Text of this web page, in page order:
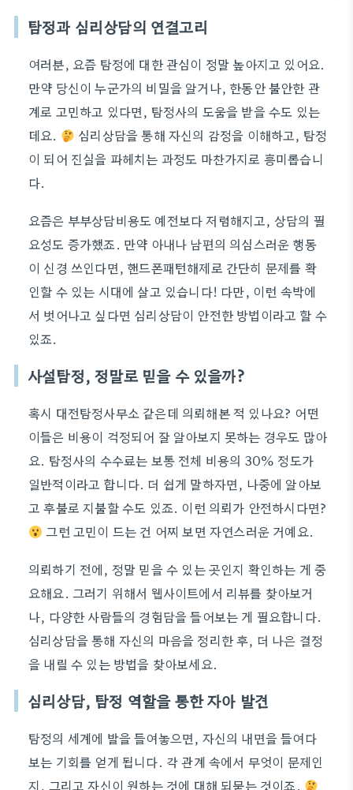
탐정과 심리상담의 연결고리
여러분, 요즘 탐정에 대한 관심이 정말 높아지고 있어요.
만약 당신이 누군가의 비밀을 알거나, 한동안 불안한 관
계로 고민하고 있다면, 탐정사의 도움을 받을 수도 있는
데요.
심리상담을 통해 자신의 감정을 이해하고, 탐정
이 되어 진실을 파헤치는 과정도 마찬가지로 흥미롭습니
다.
요즘은 부부상담비용도 예전보다 저렴해지고, 상담의 필
요성도 증가했죠. 만약 아내나 남편의 의심스러운 행동
이 신경 쓰인다면, 핸드폰패턴해제로 간단히 문제를 확
인할 수 있는 시대에 살고 있습니다! 다만, 이런 속박에
서 벗어나고 싶다면 심리상담이 안전한 방법이라고 할 수
있죠.
사설탐정, 정말로 믿을 수 있을까?
혹시 대전탐정사무소 같은데 의뢰해본 적 있나요? 어떤
이들은 비용이 걱정되어 잘 알아보지 못하는 경우도 많아
요. 탐정사의 수수료는 보통 전체 비용의 30% 정도가
일반적이라고 합니다. 더 쉽게 말하자면, 나중에 알아보
고 후불로 지불할 수도 있죠. 이런 의뢰가 안전하시다면?
그런 고민이 드는 건 어찌 보면 자연스러운 거예요.
의뢰하기 전에, 정말 믿을 수 있는 곳인지 확인하는 게 중
요해요. 그러기 위해서 웹사이트에서 리뷰를 찾아보거
나, 다양한 사람들의 경험담을 들어보는 게 필요합니다.
심리상담을 통해 자신의 마음을 정리한 후, 더 나은 결정
을 내릴 수 있는 방법을 찾아보세요.
심리상담, 탐정 역할을 통한 자아 발견
탐정의 세계에 발을 들여놓으면, 자신의 내면을 들여다
보는 기회를 얻게 됩니다. 각 관계 속에서 무엇이 문제인
지, 그리고 자신이 원하는 것에 대해 되묻는 것이죠.